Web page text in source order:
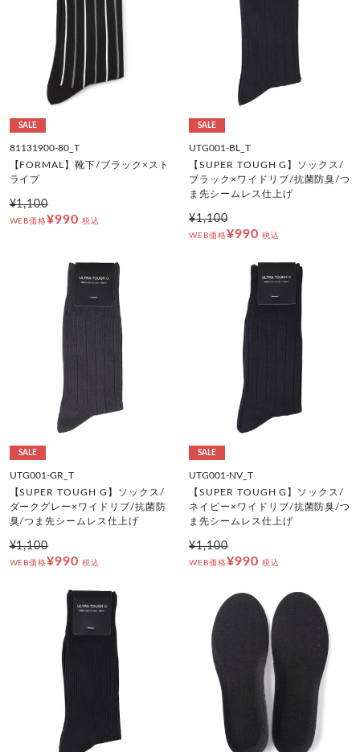
SALE
81131900-80_T
【FORMAL】靴下/ブラック×スト
ライプ
¥1,100
WEB価格¥990 税込
SALE
UTG001-BL_T
【SUPER TOUGH G】ソックス/
ブラック×ワイドリブ/抗菌防臭/つ
ま先シームレス仕上げ
¥1,100
WEB価格¥990 税込
SALE
UTG001-GR_T
【SUPER TOUGH G】ソックス/
ダークグレー×ワイドリブ/抗菌防
臭/つま先シームレス仕上げ
¥1,100
WEB価格¥990 税込
SALE
UTG001-NV_T
【SUPER TOUGH G】ソックス/
ネイビー×ワイドリブ/抗菌防臭/つ
ま先シームレス仕上げ
¥1,100
WEB価格¥990 税込